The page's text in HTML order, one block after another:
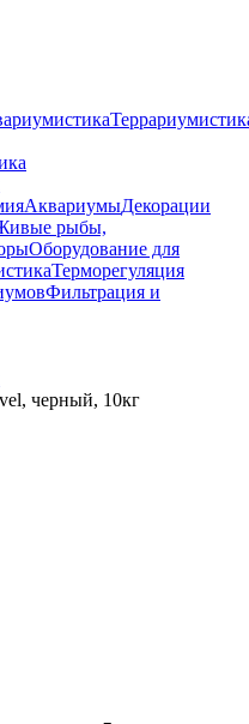
АквариумыДекорации
рыбы,
Оборудование для
Терморегуляция
Фильтрация и
черный, 10кг